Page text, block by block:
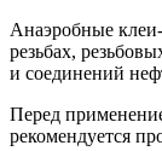
Анаэробные
резьбах,
и соединений
Перед
рекомендуется